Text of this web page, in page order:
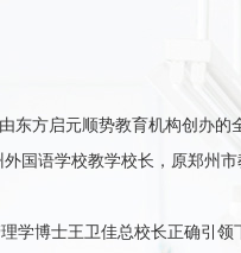
东方启元顺势教育机构创办的
国语学校教学校长，原郑州
学博士王卫佳总校长正确引领